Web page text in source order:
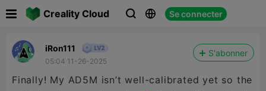
Creality Cloud   Se connecter
iRon111
05:04 11-26-2025
S'abonner
Finally! My AD5M isn’t well-calibrated yet so the